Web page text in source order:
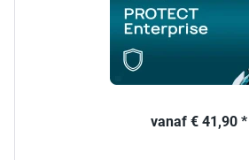
vanaf € 41,90 *